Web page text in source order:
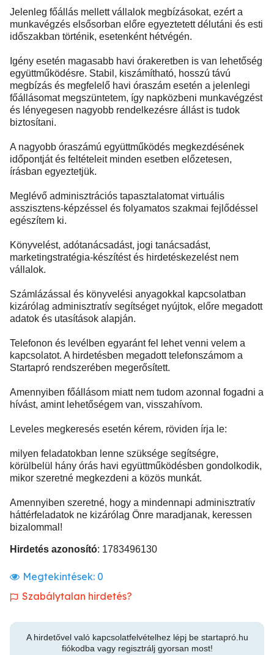
Jelenleg főállás mellett vállalok megbízásokat, ezért a
munkavégzés elsősorban előre egyeztetett délutáni és esti
időszakban történik, esetenként hétvégén.
Igény esetén magasabb havi órakeretben is van lehetőség
együttműködésre. Stabil, kiszámítható, hosszú távú
megbízás és megfelelő havi óraszám esetén a jelenlegi
főállásomat megszüntetem, így napközbeni munkavégzést
és lényegesen nagyobb rendelkezésre állást is tudok
biztosítani.
A nagyobb óraszámú együttműködés megkezdésének
időpontját és feltételeit minden esetben előzetesen,
írásban egyeztetjük.
Meglévő adminisztrációs tapasztalatomat virtuális
asszisztens-képzéssel és folyamatos szakmai fejlődéssel
egészítem ki.
Könyvelést, adótanácsadást, jogi tanácsadást,
marketingstratégia-készítést és hirdetéskezelést nem
vállalok.
Számlázással és könyvelési anyagokkal kapcsolatban
kizárólag adminisztratív segítséget nyújtok, előre megadott
adatok és utasítások alapján.
Telefonon és levélben egyaránt fel lehet venni velem a
kapcsolatot. A hirdetésben megadott telefonszámom a
Startapró rendszerében megerősített.
Amennyiben főállásom miatt nem tudom azonnal fogadni a
hívást, amint lehetőségem van, visszahívom.
Leveles megkeresés esetén kérem, röviden írja le:
milyen feladatokban lenne szüksége segítségre,
körülbelül hány órás havi együttműködésben gondolkodik,
mikor szeretné megkezdeni a közös munkát.
Amennyiben szeretné, hogy a mindennapi adminisztratív
háttérfeladatok ne kizárólag Önre maradjanak, keressen
bizalommal!
Hirdetés azonosító: 1783496130
Megtekintések: 0
Szabálytalan hirdetés?
A hirdetővel való kapcsolatfelvételhez lépj be startapró.hu
fiókodba vagy regisztrálj gyorsan most!